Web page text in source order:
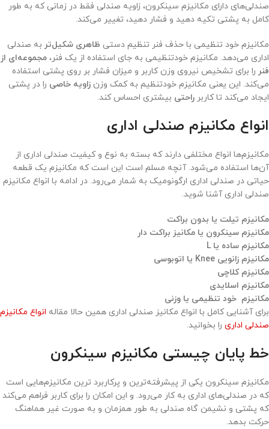
صندلی‌‌های دارای مکانیزم سینکرون، زاویه صندلی فقط در زمانی که به‌ طور
کامل به پشتی تکیه دهید و فشار دهید، تغییر می‌کند.
مکانیزم خود تنظیمی با حذف فنر تنظیم دستی ظاهری شکیل‌تر به صندلی
اداری می‌دهد. مکانیزم خودتنظیمی به جای استفاده از یک فنر، مجموعه‌ای از
فنر را برای تشخیص نیروی وزن کاربر و میزان فشار بر روی پشتی استفاده
می‌کند. این یعنی مکانیزم خودتنظیم به کمک وزن زاویه خاصی را در پشتی
ایجاد می‌کند تا کاربر راحتی بیشتری احساس کند.
انواع مکانیزم صندلی اداری
مکانیزم‌ها انواع مختلفی دارند که بسته به نوع و کیفیت صندلی اداری از
آن‌ها استفاده می‌شود. آنچه مسلم است این است که مکانیزم یک قطعه
حیاتی در صندلی اداری ارگونومیک به شمار می‌رود. در ادامه با انواع مکانیزم
صندلی اداری آشنا شوید.
مکانیزم تیلت یا بدون براکت
مکانیزم سینکرون یا مکانیز براکت دار
مکانیزم ساده یا L
مکانیزم زانویی Knee یا اتوبوسی
مکانیزم کلاچی
مکانیزم اسلایدی
مکانیزم خود تنظیمی یا وزنی
برای آشنایی کامل با انواع مکانیز صندلی اداری همین حالا مقاله انواع مکانیزم
صندلی اداری را بخوانید.
خط پایان چیستی مکانیزم سینکرون
مکانیزم سینکرون یکی از پیشرفته‌‌ترین و پرکاربرد ترین مکانیزم‌‌هایی است
که در صندلی‌‌های اداری به‌ کار می‌‌رود. و این امکان را برای کاربر فراهم می‌کند
که پشتی و نشیمن‌ گاه صندلی به‌ طور همزمان و به‌ صورت غیر هماهنگ
حرکت بدهد.